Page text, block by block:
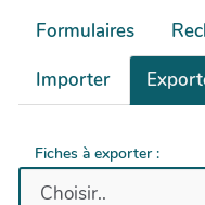
Formulaires
Importer
Fiches à exporter :